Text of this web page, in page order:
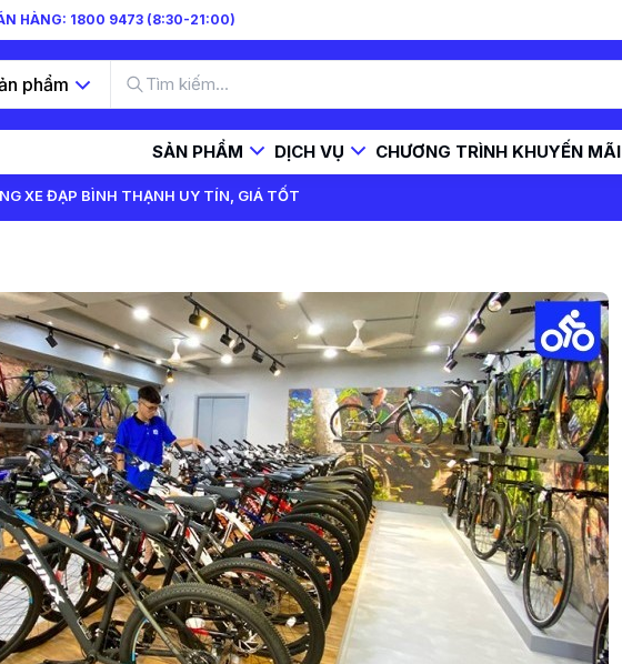
HÀNG: 1800 9473 (8:30-21:00)
phẩm
SẢN PHẨM DỊCH VỤ CHƯƠNG TRÌNH KHUYẾN MÃI
XE ĐẠP BÌNH THẠNH UY TÍN, GIÁ TỐT